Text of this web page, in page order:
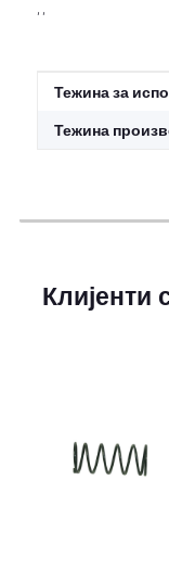
, ,
Тежина за
Тежина
Клијенти